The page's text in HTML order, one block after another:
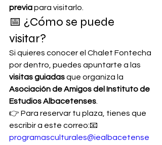
previa para visitarlo.
📅 ¿Cómo se puede
visitar?
Si quieres conocer el Chalet Fontecha
por dentro, puedes apuntarte a las
visitas guiadas que organiza la
Asociación de Amigos del Instituto de
Estudios Albacetenses
👉 Para reservar tu plaza, tienes que
escribir a este correo:📧
programasculturales@iealbacetense